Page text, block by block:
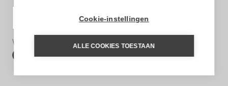
SCHRIJF IN
Wij zijn ook te volgen op:
Cookie-instellingen
ALLE COOKIES TOESTAAN